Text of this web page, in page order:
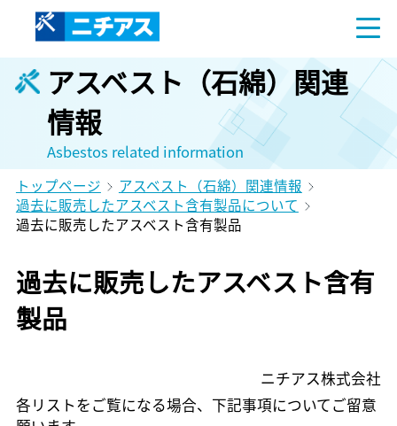
アスベスト（石綿）関連
情報
Asbestos related information
トップページ
アスベスト（石綿）関連情報
過去に販売したアスベスト含有製品について
過去に販売したアスベスト含有製品
過去に販売したアスベスト含有
製品
ニチアス株式会社
各リストをご覧になる場合、下記事項についてご留意